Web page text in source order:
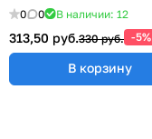
0 0 В наличии: 12
313,50 руб.330 руб. -5%
В корзину